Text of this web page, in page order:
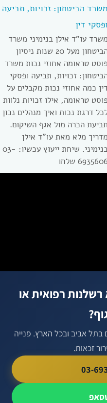
משרד הביטחון: זכויות, תביעה
ופסקי דין
משרד עו”ד אילן בנימיני משרד
הביטחון מעל 20 שנות ניסיון
פוסט טראומה אחוזי נכות משרד
זכויות, תביעה ופסקי
כמה אחוזי נכות מקבלים על
פוסט טראומה, אילו זכויות נלוות
דרגת נכות ואיך מנהלים נכון
תביעת הכרה מול אגף השיקום.
מדריך מלא מאת עו”ד אילן
בנימיני. שיחת ייעוץ עכשיו: 03-
6935606 שלחו
רשלנות רפואית או
בתל אביב ובכל הארץ. פנייה
זכאות.
03-